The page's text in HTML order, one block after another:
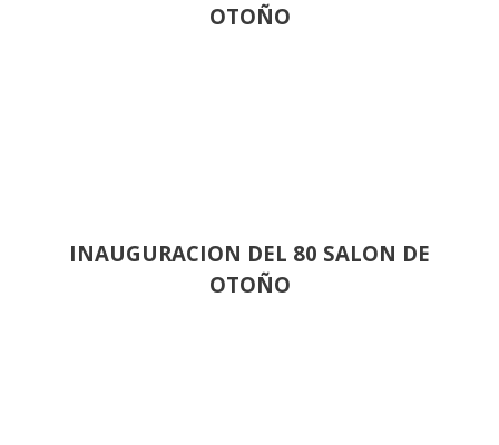
OTOÑO
INAUGURACION DEL 80 SALON DE
OTOÑO